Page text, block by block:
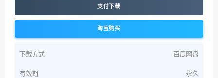
支付下载
淘宝购买
下载方式 百度网盘
有效期 永久